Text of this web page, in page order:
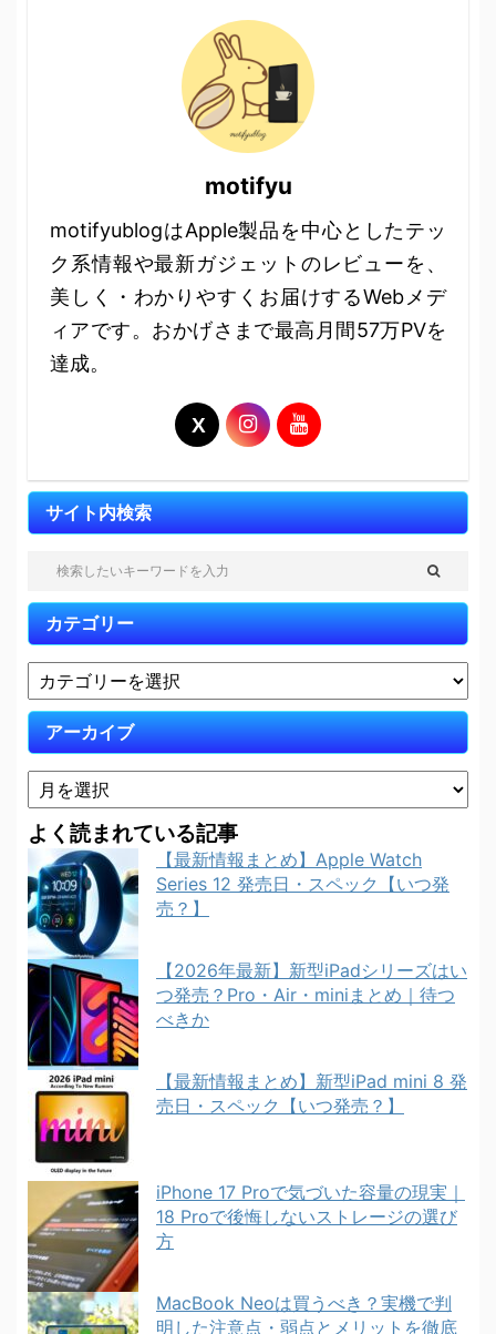
motifyu
motifyublogはApple製品を中心としたテッ
ク系情報や最新ガジェットのレビューを、
美しく・わかりやすくお届けするWebメデ
ィアです。おかげさまで最高月間57万PVを
達成。
サイト内検索
カテゴリー
アーカイブ
よく読まれている記事
【最新情報まとめ】Apple Watch
Series 12 発売日・スペック【いつ発
売？】
【2026年最新】新型iPadシリーズはい
つ発売？Pro・Air・miniまとめ｜待つ
べきか
【最新情報まとめ】新型iPad mini 8 発
売日・スペック【いつ発売？】
iPhone 17 Proで気づいた容量の現実｜
18 Proで後悔しないストレージの選び
方
MacBook Neoは買うべき？実機で判
明した注意点・弱点とメリットを徹底